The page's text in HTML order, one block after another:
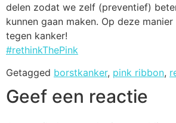
delen zodat we zelf (preventief)
kunnen gaan maken. Op deze
tegen kanker!
‪#‎rethinkThePink‬
Getagged borstkanker, pink ribbon,
Geef een reactie